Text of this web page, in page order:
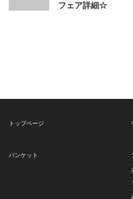
フェア詳細☆
トップページ
バンケット